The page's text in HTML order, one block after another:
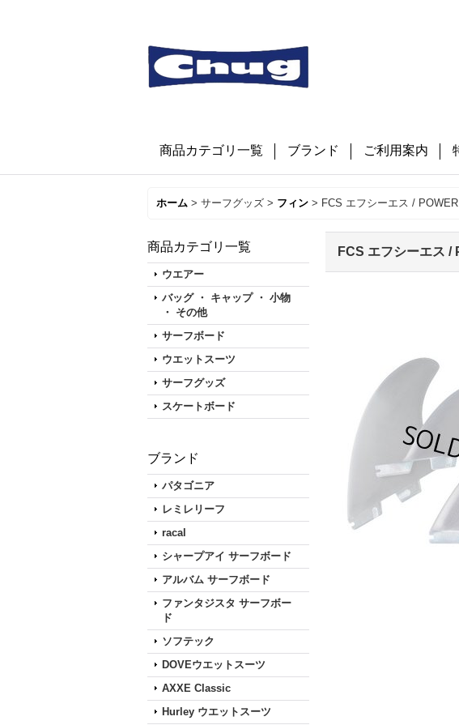
商品カテゴリ一覧 ブランド ご利用案内
ホーム > サーフグッズ > フィン > FCS エフシーエス /
商品カテゴリ一覧
ウエアー
バッグ ・ キャップ ・ 小物
・ その他
サーフボード
ウエットスーツ
サーフグッズ
スケートボード
ブランド
パタゴニア
レミレリーフ
racal
シャープアイ サーフボード
アルバム サーフボード
ファンタジスタ サーフボー
ド
ソフテック
DOVEウエットスーツ
AXXE Classic
Hurley ウエットスーツ
FCS エフシーエス /